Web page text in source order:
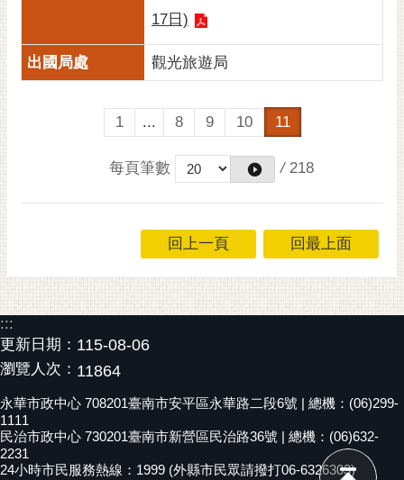
17日)
觀光旅遊局
1 ... 8 9 10 11
每頁筆數 / 218
回上一頁 回最上面
:::
更新日期： 115-08-06
瀏覽人次： 11864
永華市政中心 708201臺南市安平區永華路二段6號 | 總機：(06)299-
1111
民治市政中心 730201臺南市新營區民治路36號 | 總機：(06)632-
2231
24小時市民服務熱線：1999 (外縣市民眾請撥打06-6326303)